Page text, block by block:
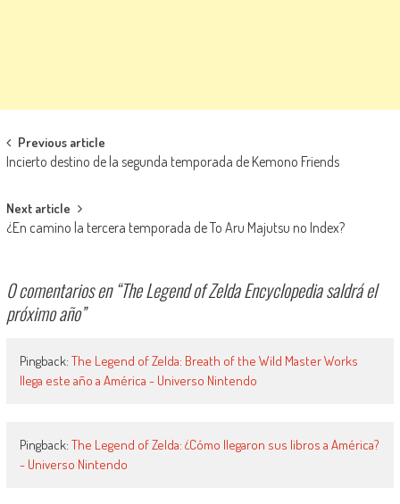
Navegación de entradas
Previous article
Incierto destino de la segunda temporada de Kemono Friends
Next article
¿En camino la tercera temporada de To Aru Majutsu no Index?
0 comentarios en “The Legend of Zelda Encyclopedia saldrá el
próximo año”
Pingback: The Legend of Zelda: Breath of the Wild Master Works
llega este año a América - Universo Nintendo
Pingback: The Legend of Zelda: ¿Cómo llegaron sus libros a América?
- Universo Nintendo